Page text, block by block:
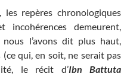
repères chronologiques
incohérences demeurent,
l’avons dit plus haut,
qui, en soit, ne serait pas
le récit d’Ibn Battuta